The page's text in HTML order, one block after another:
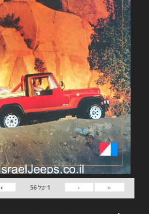
«
‹
1 של56
›